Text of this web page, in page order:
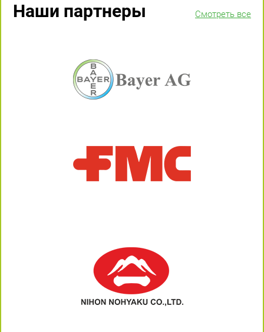
Наши партнеры Смотреть все